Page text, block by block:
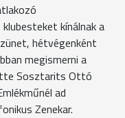
kínálnak a
hétvégenként
megismerni a
Sosztarits Ottó
ad
Zenekar.